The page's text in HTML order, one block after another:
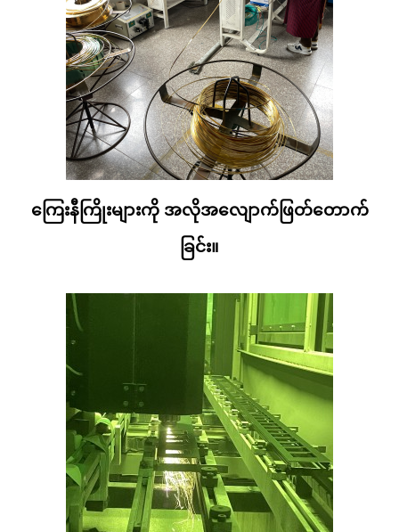
ကြေးနီကြိုးများကို အလိုအလျောက်ဖြတ်တောက်
ခြင်း။